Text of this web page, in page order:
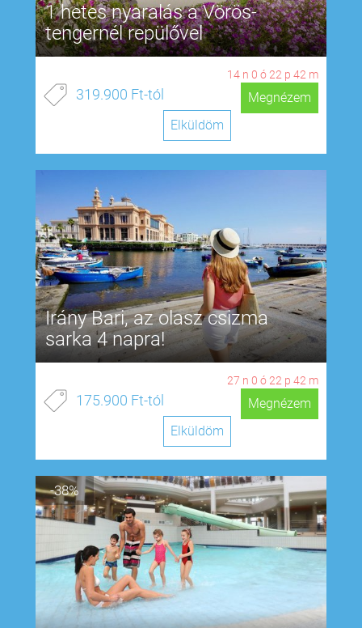
1 hetes nyaralás a Vörös-
tengernél repülővel
14 n 0 ó 22 p 41 m
319.900 Ft-tól
Megnézem
Elküldöm
Irány Bari, az olasz csizma
sarka 4 napra!
27 n 0 ó 22 p 41 m
175.900 Ft-tól
Megnézem
Elküldöm
-38%